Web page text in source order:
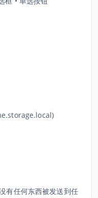
有任何东西被发送到任